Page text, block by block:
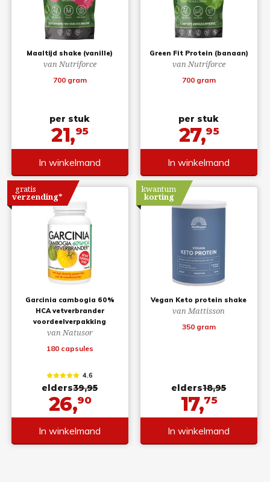
Maaltijd shake (vanille)
van Nutriforce
700 gram
per stuk
21,95
In winkelmand
Green Fit Protein (banaan)
van Nutriforce
700 gram
per stuk
27,95
In winkelmand
Garcinia cambogia 60%
HCA vetverbrander
voordeelverpakking
van Natusor
180 capsules
gratis
verzending*
4.6
elders39,95
26,90
In winkelmand
Vegan Keto protein shake
van Mattisson
350 gram
kwantum
korting
elders18,95
17,75
In winkelmand